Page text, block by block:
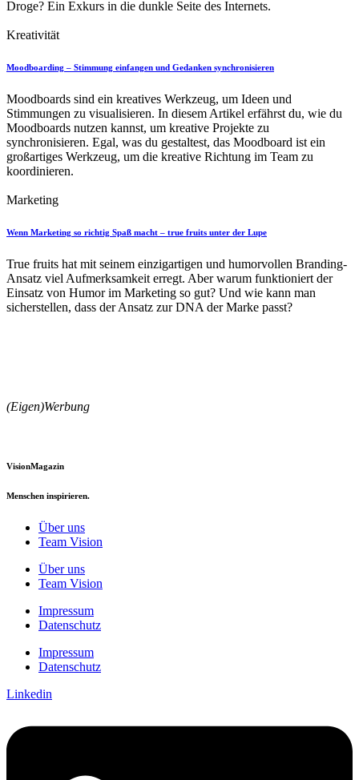
Droge? Ein Exkurs in die dunkle Seite des Internets.
Kreativität
Moodboarding – Stimmung einfangen und Gedanken synchronisieren
Moodboards sind ein kreatives Werkzeug, um Ideen und
Stimmungen zu visualisieren. In diesem Artikel erfährst du, wie du
Moodboards nutzen kannst, um kreative Projekte zu
synchronisieren. Egal, was du gestaltest, das Moodboard ist ein
großartiges Werkzeug, um die kreative Richtung im Team zu
koordinieren.
Marketing
Wenn Marketing so richtig Spaß macht – true fruits unter der Lupe
True fruits hat mit seinem einzigartigen und humorvollen Branding-
Ansatz viel Aufmerksamkeit erregt. Aber warum funktioniert der
Einsatz von Humor im Marketing so gut? Und wie kann man
sicherstellen, dass der Ansatz zur DNA der Marke passt?
(Eigen)Werbung
VisionMagazin
Menschen inspirieren.
Über uns
Team Vision
Über uns
Team Vision
Impressum
Datenschutz
Impressum
Datenschutz
Linkedin